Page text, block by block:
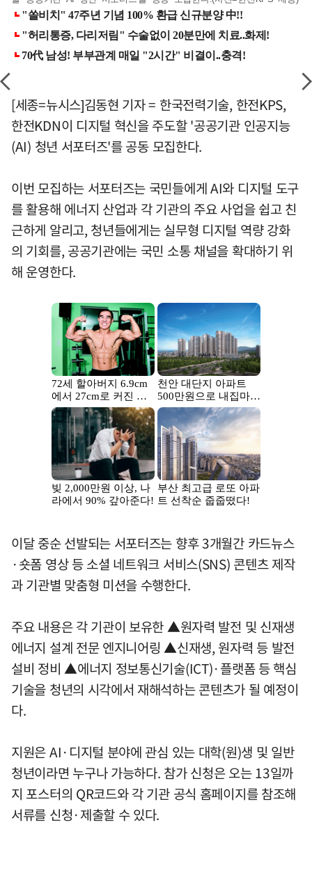
[세종=뉴시스]김동현 기자 = 한국전력기술, 한전KPS,
한전KDN이 디지털 혁신을 주도할 '공공기관 인공지능
(AI) 청년 서포터즈'를 공동 모집한다.
이번 모집하는 서포터즈는 국민들에게 AI와 디지털 도구
를 활용해 에너지 산업과 각 기관의 주요 사업을 쉽고 친
근하게 알리고, 청년들에게는 실무형 디지털 역량 강화
의 기회를, 공공기관에는 국민 소통 채널을 확대하기 위
해 운영한다.
이달 중순 선발되는 서포터즈는 향후 3개월간 카드뉴스
·숏폼 영상 등 소셜 네트워크 서비스(SNS) 콘텐츠 제작
과 기관별 맞춤형 미션을 수행한다.
주요 내용은 각 기관이 보유한 ▲원자력 발전 및 신재생
에너지 설계 전문 엔지니어링 ▲신재생, 원자력 등 발전
설비 정비 ▲에너지 정보통신기술(ICT)·플랫폼 등 핵심
기술을 청년의 시각에서 재해석하는 콘텐츠가 될 예정이
다.
지원은 AI·디지털 분야에 관심 있는 대학(원)생 및 일반
청년이라면 누구나 가능하다. 참가 신청은 오는 13일까
지 포스터의 QR코드와 각 기관 공식 홈페이지를 참조해
서류를 신청·제출할 수 있다.